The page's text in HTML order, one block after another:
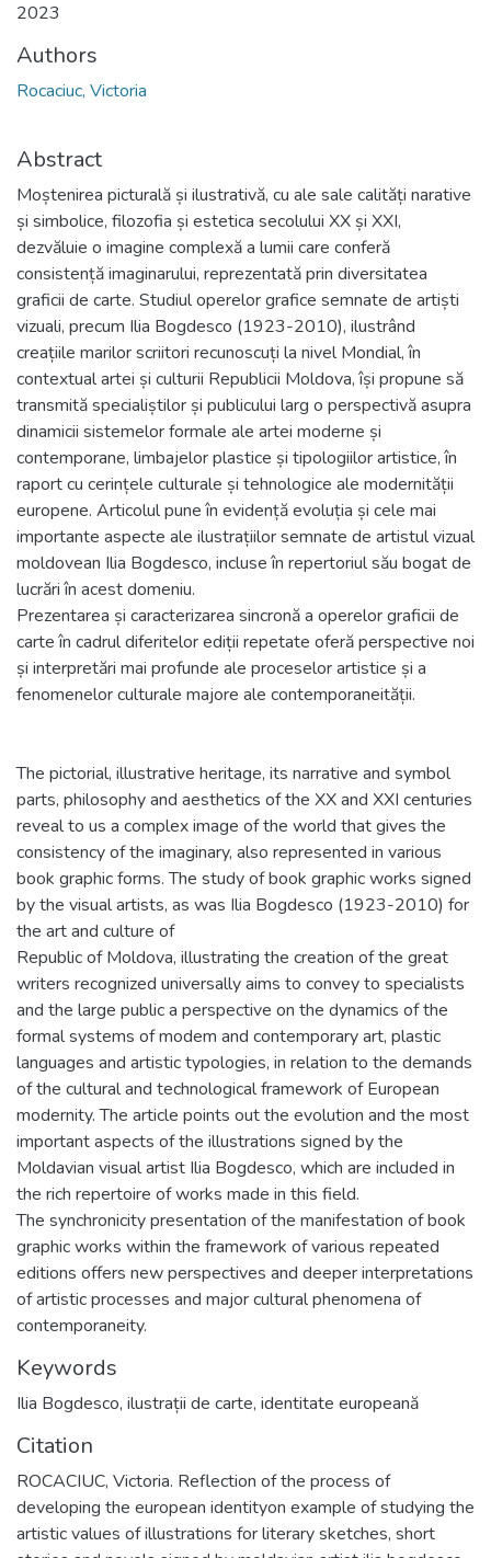
2023
Authors
Rocaciuc, Victoria
Abstract
Moștenirea picturală și ilustrativă, cu ale sale calități narative
și simbolice, filozofia și estetica secolului XX și XXI,
dezvăluie o imagine complexă a lumii care conferă
consistență imaginarului, reprezentată prin diversitatea
graficii de carte. Studiul operelor grafice semnate de artiști
vizuali, precum Ilia Bogdesco (1923-2010), ilustrând
creațiile marilor scriitori recunoscuți la nivel Mondial, în
contextual artei și culturii Republicii Moldova, își propune să
transmită specialiștilor și publicului larg o perspectivă asupra
dinamicii sistemelor formale ale artei moderne și
contemporane, limbajelor plastice și tipologiilor artistice, în
raport cu cerințele culturale și tehnologice ale modernității
europene. Articolul pune în evidență evoluția și cele mai
importante aspecte ale ilustrațiilor semnate de artistul vizual
moldovean Ilia Bogdesco, incluse în repertoriul său bogat de
lucrări în acest domeniu.
Prezentarea și caracterizarea sincronă a operelor graficii de
carte în cadrul diferitelor ediții repetate oferă perspective noi
și interpretări mai profunde ale proceselor artistice și a
fenomenelor culturale majore ale contemporaneității.
The pictorial, illustrative heritage, its narrative and symbol
parts, philosophy and aesthetics of the XX and XXI centuries
reveal to us a complex image of the world that gives the
consistency of the imaginary, also represented in various
book graphic forms. The study of book graphic works signed
by the visual artists, as was Ilia Bogdesco (1923-2010) for
the art and culture of
Republic of Moldova, illustrating the creation of the great
writers recognized universally aims to convey to specialists
and the large public a perspective on the dynamics of the
formal systems of modem and contemporary art, plastic
languages and artistic typologies, in relation to the demands
of the cultural and technological framework of European
modernity. The article points out the evolution and the most
important aspects of the illustrations signed by the
Moldavian visual artist Ilia Bogdesco, which are included in
the rich repertoire of works made in this field.
The synchronicity presentation of the manifestation of book
graphic works within the framework of various repeated
editions offers new perspectives and deeper interpretations
of artistic processes and major cultural phenomena of
contemporaneity.
Keywords
Ilia Bogdesco, ilustrații de carte, identitate europeană
Citation
ROCACIUC, Victoria. Reflection of the process of
developing the european identityon example of studying the
artistic values of illustrations for literary sketches, short